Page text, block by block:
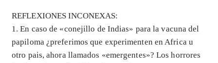
REFLEXIONES INCONEXAS:
1. En caso de «conejillo de Indias» para la vacuna del
papiloma ¿preferimos que experimenten en Africa u
otro pais, ahora llamados «emergentes»? Los horrores